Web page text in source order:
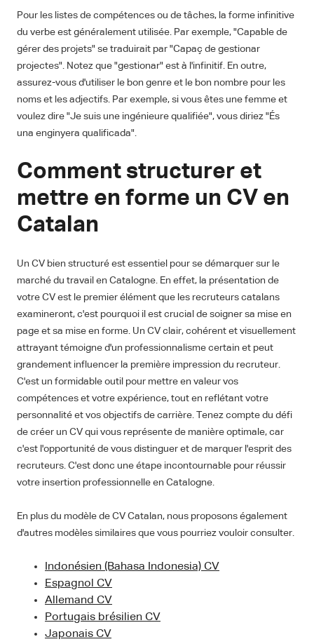
Pour les listes de compétences ou de tâches, la forme infinitive
du verbe est généralement utilisée. Par exemple, "Capable de
gérer des projets" se traduirait par "Capaç de gestionar
projectes". Notez que "gestionar" est à l'infinitif. En outre,
assurez-vous d'utiliser le bon genre et le bon nombre pour les
noms et les adjectifs. Par exemple, si vous êtes une femme et
voulez dire "Je suis une ingénieure qualifiée", vous diriez "És
una enginyera qualificada".
Comment structurer et
mettre en forme un CV en
Catalan
Un CV bien structuré est essentiel pour se démarquer sur le
marché du travail en Catalogne. En effet, la présentation de
votre CV est le premier élément que les recruteurs catalans
examineront, c'est pourquoi il est crucial de soigner sa mise en
page et sa mise en forme. Un CV clair, cohérent et visuellement
attrayant témoigne d'un professionnalisme certain et peut
grandement influencer la première impression du recruteur.
C'est un formidable outil pour mettre en valeur vos
compétences et votre expérience, tout en reflétant votre
personnalité et vos objectifs de carrière. Tenez compte du défi
de créer un CV qui vous représente de manière optimale, car
c'est l'opportunité de vous distinguer et de marquer l'esprit des
recruteurs. C'est donc une étape incontournable pour réussir
votre insertion professionnelle en Catalogne.
En plus du modèle de CV Catalan, nous proposons également
d'autres modèles similaires que vous pourriez vouloir consulter.
Indonésien (Bahasa Indonesia) CV
Espagnol CV
Allemand CV
Portugais brésilien CV
Japonais CV